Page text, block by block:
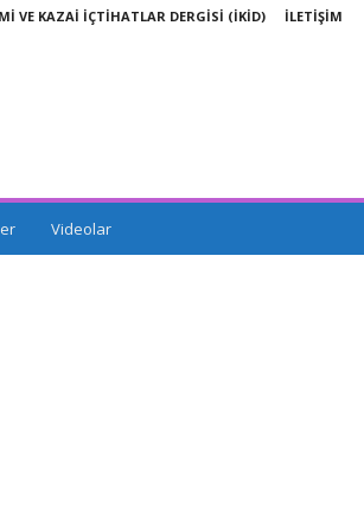
VE KAZAİ İÇTİHATLAR DERGİSİ (İKİD) İLETİŞİM
Videolar